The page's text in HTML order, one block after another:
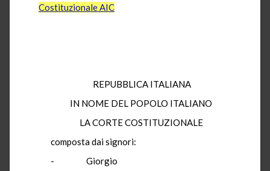
Costituzionale AIC
REPUBBLICA ITALIANA
IN NOME DEL POPOLO ITALIANO
LA CORTE COSTITUZIONALE
composta dai signori:
- Giorgio